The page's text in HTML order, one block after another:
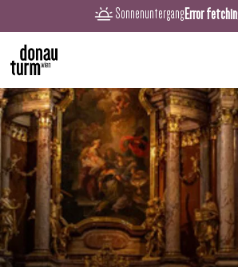
SonnenuntergangError